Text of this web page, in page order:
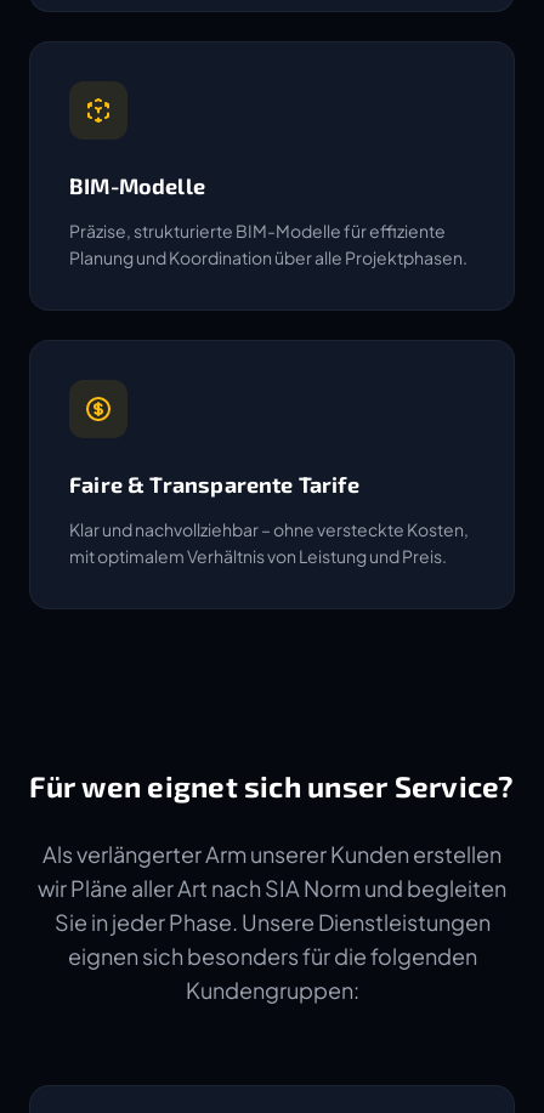
BIM-Modelle
Präzise, strukturierte BIM-Modelle für effiziente
Planung und Koordination über alle Projektphasen.
Faire & Transparente Tarife
Klar und nachvollziehbar – ohne versteckte Kosten,
mit optimalem Verhältnis von Leistung und Preis.
Für wen eignet sich unser Service?
Als verlängerter Arm unserer Kunden erstellen
wir Pläne aller Art nach SIA Norm und begleiten
Sie in jeder Phase. Unsere Dienstleistungen
eignen sich besonders für die folgenden
Kundengruppen: